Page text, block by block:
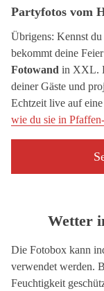
Partyfotos vom
Übrigens: Kennst du
bekommt deine
Fotowand in XXL.
deiner Gäste und
Echtzeit live auf
wie du sie in
Wetter
Die Fotobox kann
verwendet werden.
Feuchtigkeit